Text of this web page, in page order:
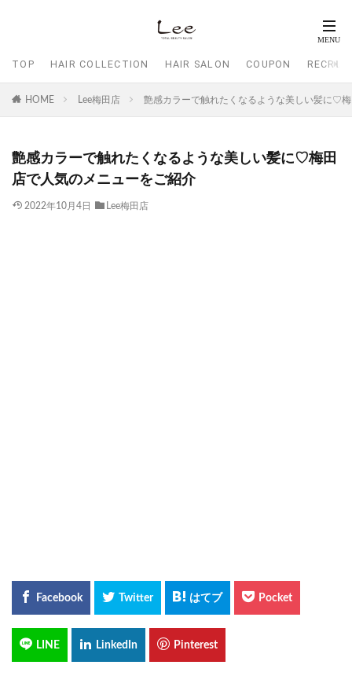
TOP HAIR COLLECTION HAIR SALON COUPON
HOME Lee梅田店 艶感カラーで触れたくなるような美しい髪に♡
艶感カラーで触れたくなるような美しい髪に♡梅田
店で人気のメニューをご紹介
2022年10月4日 Lee梅田店